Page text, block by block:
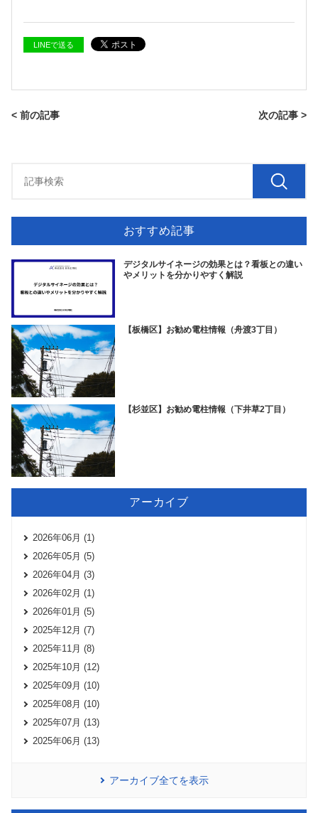
LINEで送る
< 前の記事 次の記事 >
おすすめ記事
デジタルサイネージの効果とは？看板との違い
やメリットを分かりやすく解説
【板橋区】お勧め電柱情報（舟渡3丁目）
【杉並区】お勧め電柱情報（下井草2丁目）
アーカイブ
2026年06月 (1)
2026年05月 (5)
2026年04月 (3)
2026年02月 (1)
2026年01月 (5)
2025年12月 (7)
2025年11月 (8)
2025年10月 (12)
2025年09月 (10)
2025年08月 (10)
2025年07月 (13)
2025年06月 (13)
アーカイブ全てを表示